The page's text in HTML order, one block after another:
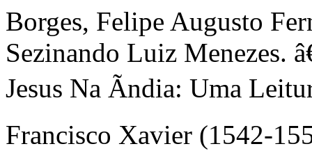
Borges, Felipe Augusto
Sezinando Luiz Menezes.
Jesus Na Ãndia: Uma
Francisco Xavier (1542-